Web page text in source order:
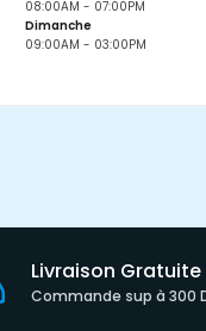
08:00AM - 07:00PM
Dimanche
09:00AM - 03:00PM
Livraison Gratuite
Commande sup à 300